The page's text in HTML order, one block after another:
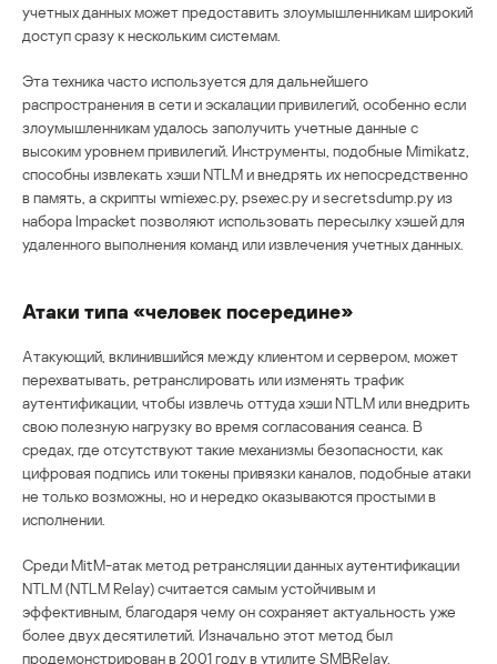
учетных данных может предоставить злоумышленникам широкий
доступ сразу к нескольким системам.
Эта техника часто используется для дальнейшего
распространения в сети и эскалации привилегий, особенно если
злоумышленникам удалось заполучить учетные данные с
высоким уровнем привилегий. Инструменты, подобные Mimikatz,
способны извлекать хэши NTLM и внедрять их непосредственно
в память, а скрипты wmiexec.py, psexec.py и secretsdump.py из
набора Impacket позволяют использовать пересылку хэшей для
удаленного выполнения команд или извлечения учетных данных.
Атаки типа «человек посередине»
Атакующий, вклинившийся между клиентом и сервером, может
перехватывать, ретранслировать или изменять трафик
аутентификации, чтобы извлечь оттуда хэши NTLM или внедрить
свою полезную нагрузку во время согласования сеанса. В
средах, где отсутствуют такие механизмы безопасности, как
цифровая подпись или токены привязки каналов, подобные атаки
не только возможны, но и нередко оказываются простыми в
исполнении.
Среди MitM-атак метод ретрансляции данных аутентификации
NTLM (NTLM Relay) считается самым устойчивым и
эффективным, благодаря чему он сохраняет актуальность уже
более двух десятилетий. Изначально этот метод был
продемонстрирован в 2001 году в утилите SMBRelay,